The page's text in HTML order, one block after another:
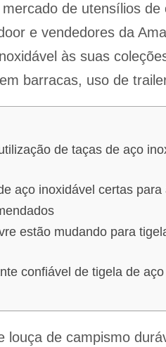
de utensílios
e vendedores da
às suas
barracas, uso de
de taças de aço
aço inoxidável certas para
estão mudando para
confiável de tigela de
louça de campismo